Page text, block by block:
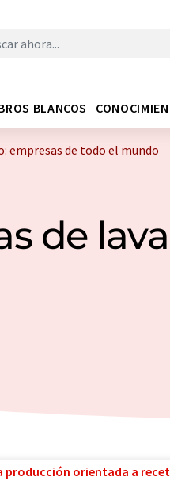
BLANCOS
empresas de todo el mundo
de
producción orientada a